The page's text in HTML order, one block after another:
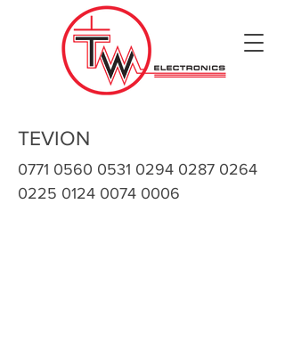
TEVION
0771 0560 0531 0294 0287 0264
0225 0124 0074 0006